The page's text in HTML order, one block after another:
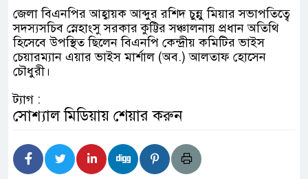
জেলা বিএনপির আহ্বায়ক আব্দুর রশিদ চুন্নু মিয়ার সভাপতিত্বে
সদস্যসচিব স্নেহাংসু সরকার কুট্টির সঞ্চালনায় প্রধান অতিথি
হিসেবে উপস্থিত ছিলেন বিএনপি কেন্দ্রীয় কমিটির ভাইস
চেয়ারম্যান এয়ার ভাইস মার্শাল (অব.) আলতাফ হোসেন
চৌধুরী।
ট্যাগ :
সোশ্যাল মিডিয়ায় শেয়ার করুন